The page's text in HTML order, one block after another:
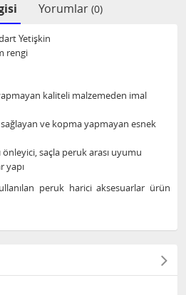
Yorumlar (0)
Yetişkin
rengi
kaliteli malzemeden imal
ve kopma yapmayan esnek
saçla peruk arası uyumu
yapı
peruk harici aksesuarlar ürün